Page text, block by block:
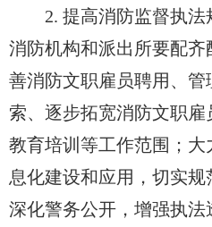
2. 提高消防监督执法
消防机构和派出所要配
善消防文职雇员聘用、
索、逐步拓宽消防文职
教育培训等工作范围；
息化建设和应用，切实规
深化警务公开，增强执